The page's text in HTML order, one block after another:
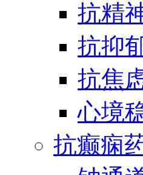
抗精
抗抑
抗焦
心境
抗癫痫